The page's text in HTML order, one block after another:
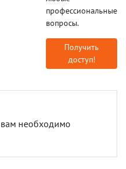
профессиональные
вопросы.
Получить
доступ!
необходимо